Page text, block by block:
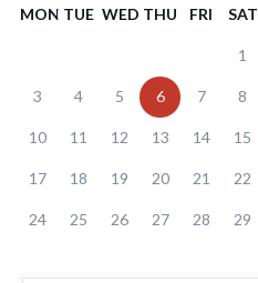
MON TUE WED THU FRI SAT
1
3 4 5 6 7 8
10 11 12 13 14 15
17 18 19 20 21 22
24 25 26 27 28 29